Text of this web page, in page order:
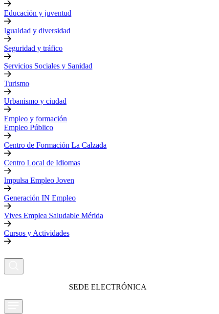
Educación y juventud
Igualdad y diversidad
Seguridad y tráfico
Servicios Sociales y Sanidad
Turismo
Urbanismo y ciudad
Empleo y formación
Empleo Público
Centro de Formación La Calzada
Centro Local de Idiomas
Impulsa Empleo Joven
Generación IN Empleo
Vives Emplea Saludable Mérida
Cursos y Actividades
SEDE ELECTRÓNICA